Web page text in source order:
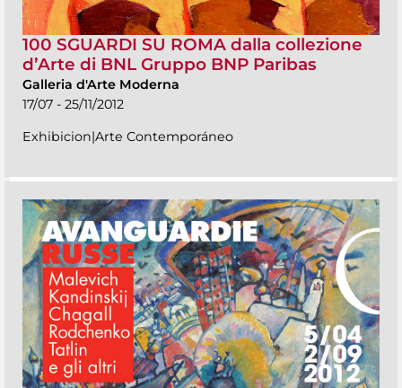
100 SGUARDI SU ROMA dalla collezione
d’Arte di BNL Gruppo BNP Paribas
Galleria d'Arte Moderna
17/07 - 25/11/2012
Exhibicion|Arte Contemporáneo